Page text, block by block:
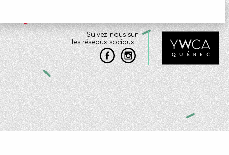
Suivez-nous sur
les réseaux sociaux :